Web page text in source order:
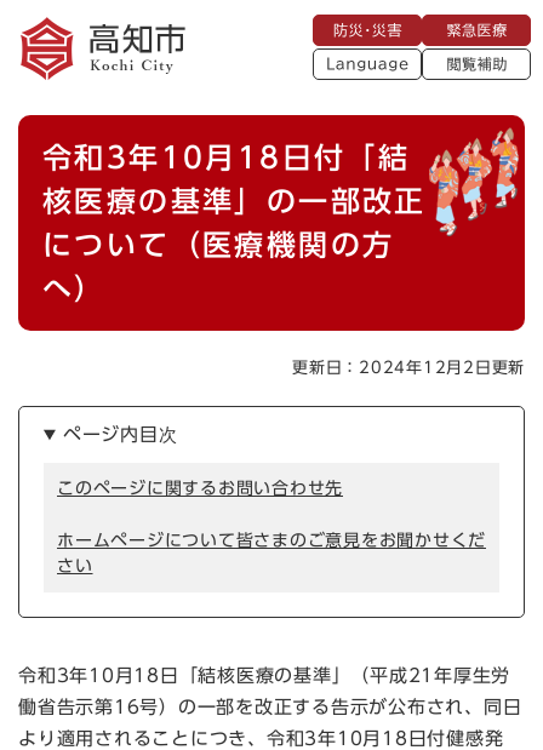
メニューを飛ばして本文へ
災
・
災
急
医
療
L
a
a
g
閲
助
本
令和3年10月18日付「結
核医療の基準」の一部改正
について（医療機関の方
へ）
更新日：2024年12月2日更新
ページ内目次
このページに関するお問い合わせ先
ホームページについて皆さまのご意見をお聞かせくだ
さい
令和3年10月18日「結核医療の基準」（平成21年厚生労
働省告示第16号）の一部を改正する告示が公布され、同日
より適用されることにつき、令和3年10月18日付健感発